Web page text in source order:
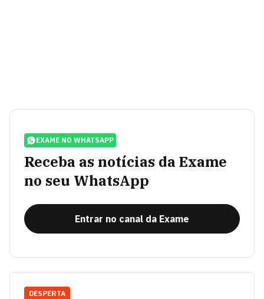
EXAME NO WHATSAPP
Receba as notícias da Exame
no seu WhatsApp
Entrar no canal da Exame
DESPERTA